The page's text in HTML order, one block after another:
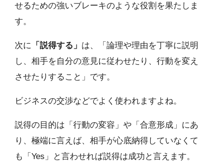
せるための強いブレーキのような役割を果たしま
す。
次に 「説得する」 は、「論理や理由を丁寧に説明
し、相手を自分の意見に従わせたり、行動を変え
させたりすること」です。
ビジネスの交渉などでよく使われますよね。
説得の目的は「行動の変容」や「合意形成」にあ
り、極端に言えば、相手が心底納得していなくて
も「Yes」と言わせれば説得は成功と言えます。